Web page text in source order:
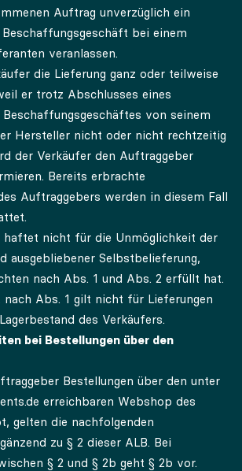
Auftrag unverzüglich ein
Beschaffungsgeschäft bei einem
veranlassen.
die Lieferung ganz oder teilweise
er trotz Abschlusses eines
Beschaffungsgeschäftes von seinem
Hersteller nicht oder nicht rechtzeitig
der Verkäufer den Auftraggeber
Bereits erbrachte
Auftraggebers werden in diesem Fall
haftet nicht für die Unmöglichkeit der
ausgebliebener Selbstbelieferung,
nach Abs. 1 und Abs. 2 erfüllt hat.
Abs. 1 gilt nicht für Lieferungen
des Verkäufers.
bei Bestellungen über den
Bestellungen über den unter
erreichbaren Webshop des
gelten die nachfolgenden
zu § 2 dieser ALB. Bei
§ 2 und § 2b geht § 2b vor.